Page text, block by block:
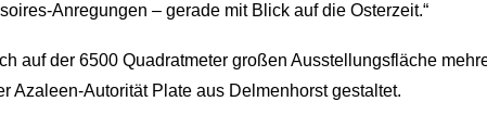
Anregungen – gerade mit Blick auf die Osterzeit.“
auf der 6500 Quadratmeter großen Ausstellungsfläche
Azaleen-Autorität Plate aus Delmenhorst gestaltet.